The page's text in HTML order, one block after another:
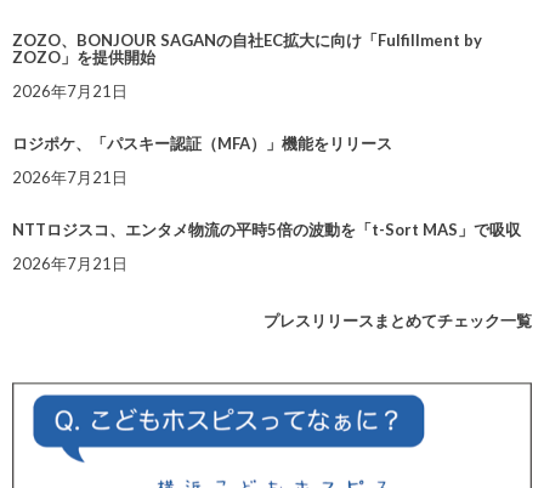
ZOZO、BONJOUR SAGANの自社EC拡大に向け「Fulfillment by
ZOZO」を提供開始
2026年7月21日
ロジポケ、「パスキー認証（MFA）」機能をリリース
2026年7月21日
NTTロジスコ、エンタメ物流の平時5倍の波動を「t-Sort MAS」で吸収
2026年7月21日
プレスリリースまとめてチェック一覧